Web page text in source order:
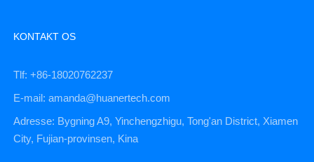
KONTAKT OS
Tlf: +86-18020762237
E-mail: amanda@huanertech.com
Adresse: Bygning A9, Yinchengzhigu, Tong'an District, Xiamen
City, Fujian-provinsen, Kina